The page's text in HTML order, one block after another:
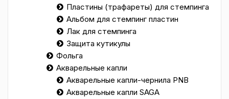
Пластины (трафареты) для стемпинга
Альбом для стемпинг пластин
Лак для стемпинга
Защита кутикулы
Фольга
Акварельные капли
Акварельные капли-чернила PNB
Акварельные капли SAGA